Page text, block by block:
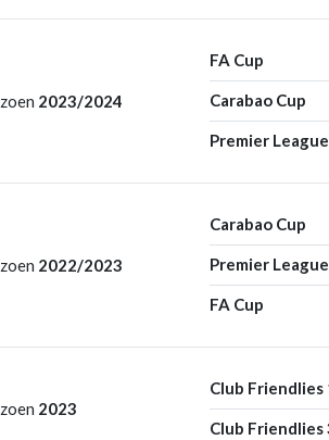
2023/2024
FA Cup
Carabao Cup
Premier League
2022/2023
Carabao Cup
Premier League
FA Cup
2023
Club Friendlies
Club Friendlies